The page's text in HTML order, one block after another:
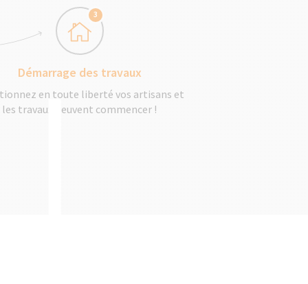
3
Démarrage des travaux
en toute liberté vos artisans et
les travaux peuvent commencer !